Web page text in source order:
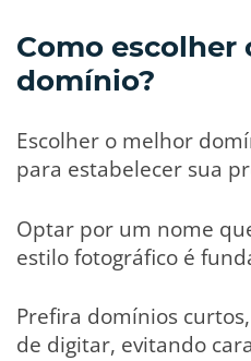
Como escolher
domínio?
Escolher o melhor
para estabelecer sua
Optar por um nome
estilo fotográfico é
Prefira domínios
de digitar, evitando